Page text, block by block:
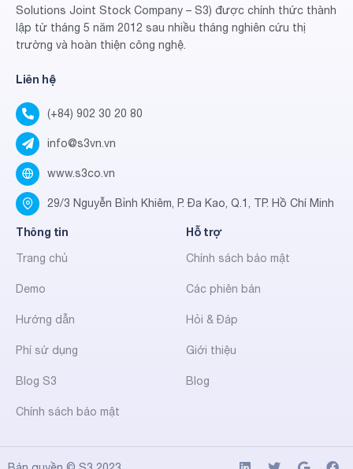
Solutions Joint Stock Company – S3) được chính thức thành
lập từ tháng 5 năm 2012 sau nhiều tháng nghiên cứu thị
trường và hoàn thiện công nghệ.
Liên hệ
(+84) 902 30 20 80
info@s3vn.vn
www.s3co.vn
29/3 Nguyễn Bỉnh Khiêm, P. Đa Kao, Q.1, TP. Hồ Chí Minh
Thông tin
Trang chủ
Demo
Hướng dẫn
Phí sử dụng
Blog S3
Chính sách bảo mật
Hỗ trợ
Chính sách bảo mật
Các phiên bản
Hỏi & Đáp
Giới thiệu
Blog